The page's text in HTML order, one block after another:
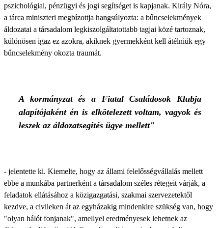
pszichológiai, pénzügyi és jogi segítséget is kapjanak. Király Nóra,
a tárca miniszteri megbízottja hangsúlyozta: a bűncselekmények
áldozatai a társadalom legkiszolgáltatottabb tagjai közé tartoznak,
különösen igaz ez azokra, akiknek gyermekként kell átélniük egy
bűncselekmény okozta traumát.
A kormányzat és a Fiatal Családosok Klubja
alapítójaként én is elkötelezett voltam, vagyok és
leszek az áldozatsegítés ügye mellett"
- jelentette ki. Kiemelte, hogy az állami felelősségvállalás mellett
ebbe a munkába partnerként a társadalom széles rétegeit várják, a
feladatok ellátásához a közigazgatási, szakmai szervezetektől
kezdve, a civileken át az egyházakig mindenkire szükség van, hogy
"olyan hálót fonjanak", amellyel eredményesek lehetnek az